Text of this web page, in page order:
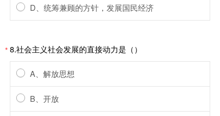
D、统筹兼顾的方针，发展国民经济
*8.社会主义社会发展的直接动力是（）
A、解放思想
B、开放